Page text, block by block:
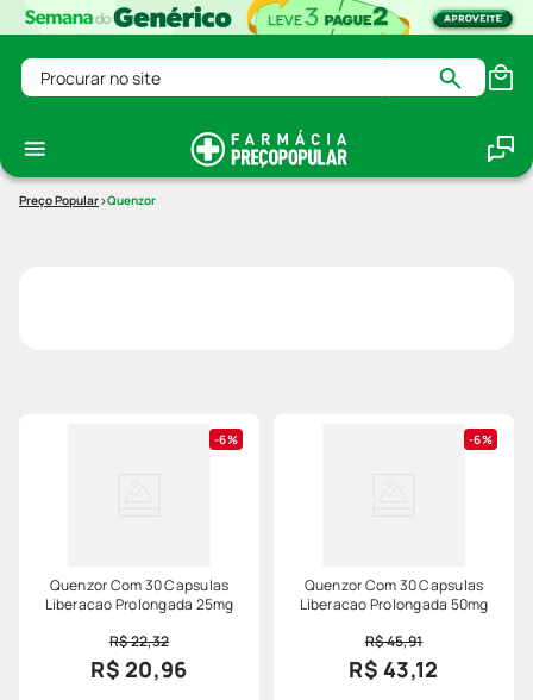
Procurar no site
Quenzor
6%
Quenzor Com 30 Capsulas
Liberacao Prolongada 25mg
R$ 22,32
R$ 20,96
6%
Quenzor Com 30 Capsulas
Liberacao Prolongada 50mg
R$ 45,91
R$ 43,12